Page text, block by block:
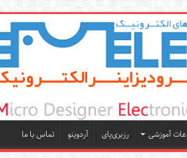
آموزشی رزبری‌پای آردوینو تماس با ما